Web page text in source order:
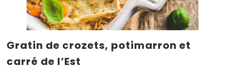
Gratin de crozets, potimarron et
carré de l’Est